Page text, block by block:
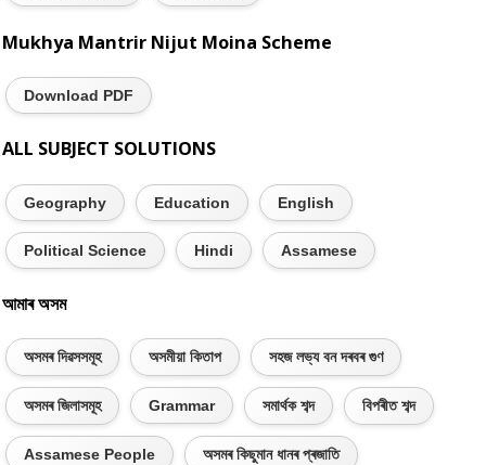
Mukhya Mantrir Nijut Moina Scheme
Download PDF
ALL SUBJECT SOLUTIONS
Geography Education English
Political Science Hindi Assamese
আমাৰ অসম
অসমৰ দিৱসসমূহ অসমীয়া কিতাপ সহজ লভ্য বন দৰবৰ গুণ
অসমৰ জিলাসমূহ Grammar সমাৰ্থক শব্দ বিপৰীত শব্দ
Assamese People অসমৰ কিছুমান ধানৰ প্ৰজাতি